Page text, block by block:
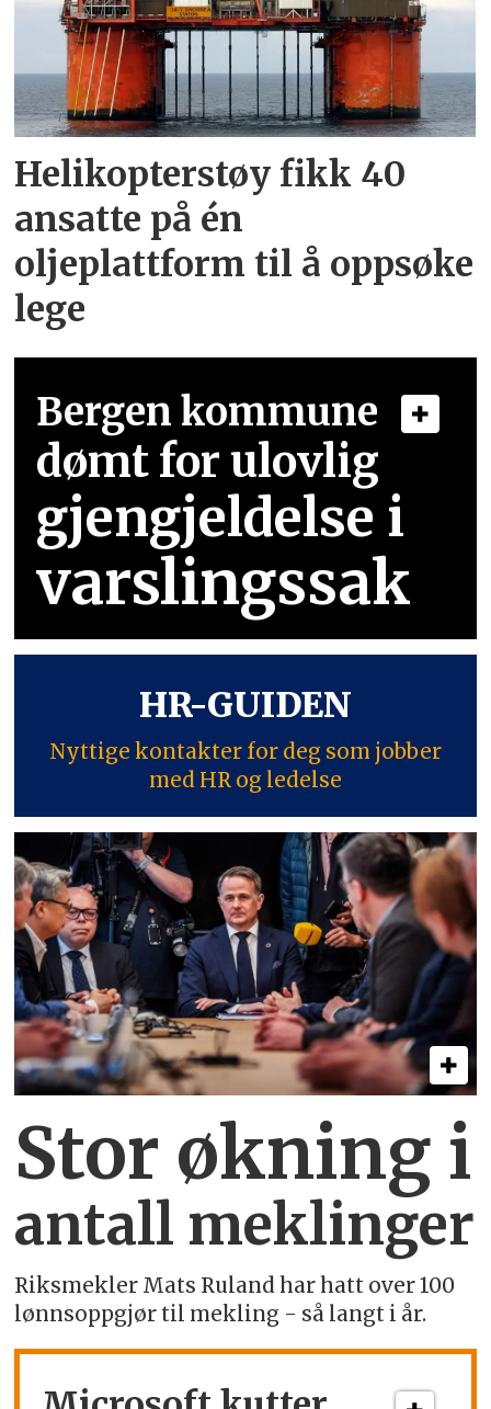
Helikopterstøy fikk 40
ansatte på én
oljeplattform til å oppsøke
lege
Bergen kommune
dømt for ulovlig
gjengjeldelse i
varslingssak
HR-GUIDEN
Nyttige kontakter for deg som jobber
med HR og ledelse
Stor økning i
antall meklinger
Riksmekler Mats Ruland har hatt over 100
lønnsoppgjør til mekling - så langt i år.